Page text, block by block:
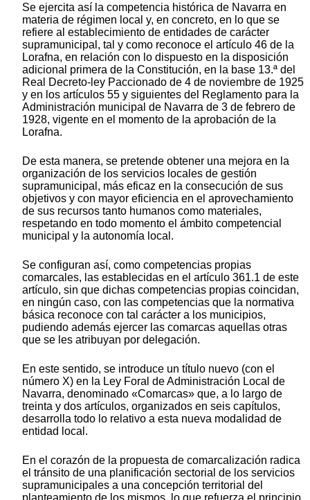
Se ejercita así la competencia histórica de Navarra en
materia de régimen local y, en concreto, en lo que se
refiere al establecimiento de entidades de carácter
supramunicipal, tal y como reconoce el artículo 46 de la
Lorafna, en relación con lo dispuesto en la disposición
adicional primera de la Constitución, en la base 13.ª del
Real Decreto-ley Paccionado de 4 de noviembre de 1925
y en los artículos 55 y siguientes del Reglamento para la
Administración municipal de Navarra de 3 de febrero de
1928, vigente en el momento de la aprobación de la
Lorafna.
De esta manera, se pretende obtener una mejora en la
organización de los servicios locales de gestión
supramunicipal, más eficaz en la consecución de sus
objetivos y con mayor eficiencia en el aprovechamiento
de sus recursos tanto humanos como materiales,
respetando en todo momento el ámbito competencial
municipal y la autonomía local.
Se configuran así, como competencias propias
comarcales, las establecidas en el artículo 361.1 de este
artículo, sin que dichas competencias propias coincidan,
en ningún caso, con las competencias que la normativa
básica reconoce con tal carácter a los municipios,
pudiendo además ejercer las comarcas aquellas otras
que se les atribuyan por delegación.
En este sentido, se introduce un título nuevo (con el
número X) en la Ley Foral de Administración Local de
Navarra, denominado «Comarcas» que, a lo largo de
treinta y dos artículos, organizados en seis capítulos,
desarrolla todo lo relativo a esta nueva modalidad de
entidad local.
En el corazón de la propuesta de comarcalización radica
el tránsito de una planificación sectorial de los servicios
supramunicipales a una concepción territorial del
planteamiento de los mismos, lo que refuerza el principio